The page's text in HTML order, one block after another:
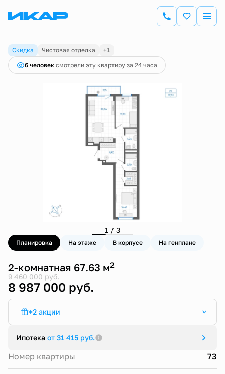
2-комнатная67.63 м
9 460 000 руб.
8 987 000 руб.
Ипотекаот 31 415 руб.
Скидка Чистовая отделка
+1
6 человек смотрели эту квартиру за 24 часа
1 / 3
Планировка На этаже В корпусе На генплане
2-комнатная 67.63 м2
9 460 000 руб.
8 987 000 руб.
+2 акции
Семейная ипотека от 4,5% (ЖК Новиль)
Ипотека от 31 415 руб.
Номер квартиры 73